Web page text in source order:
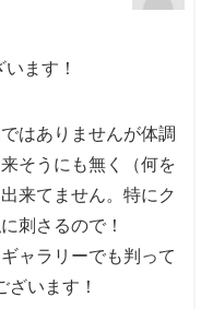
ます！
はありませんが体調
そうにも無く（何を
来てません。特にク
刺さるので！
ャラリーでも判って
ざいます！